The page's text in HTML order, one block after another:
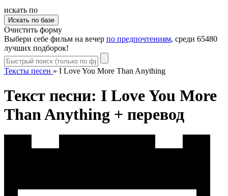
искать по
Очистить форму
Выбери себе фильм на вечер по предпочтениям, среди 65480
лучших подборок!
Тексты песен » I Love You More Than Anything
Текст песни: I Love You More
Than Anything + перевод